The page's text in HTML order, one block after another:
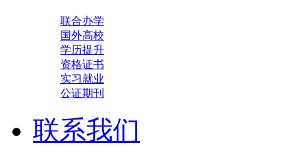
联合办学
国外高校
学历提升
资格证书
实习就业
公证期刊
联系我们